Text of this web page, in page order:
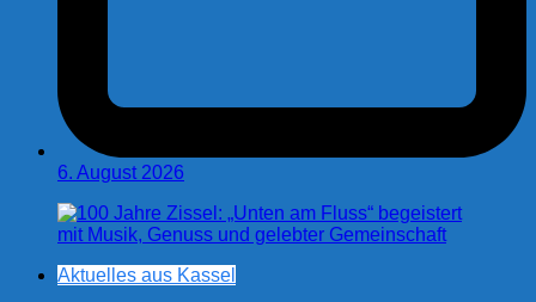
6. August 2026
Aktuelles aus Kassel